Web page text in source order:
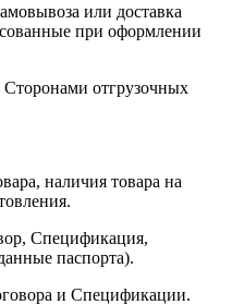
или доставка
при оформлении
отгрузочных
наличия товара на
Спецификация,
паспорта).
и Спецификации.